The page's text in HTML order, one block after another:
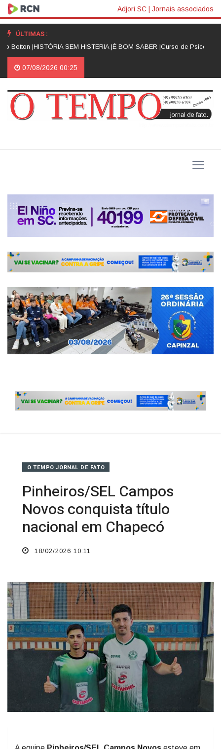
Adjori SC | Jornais associados
ÚLTIMAS :
Botton |HISTÓRIA SEM HISTERIA |É BOM SABER |Curso de Psicologia
07/08/2026 00:25
O TEMPO JORNAL DE FATO
Pinheiros/SEL Campos
Novos conquista título
18/02/2026 10:11